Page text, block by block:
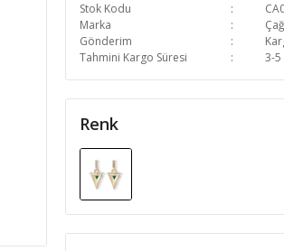
Stok Kodu
Marka
Gönderim
Tahmini Kargo Süresi
3-5
Renk